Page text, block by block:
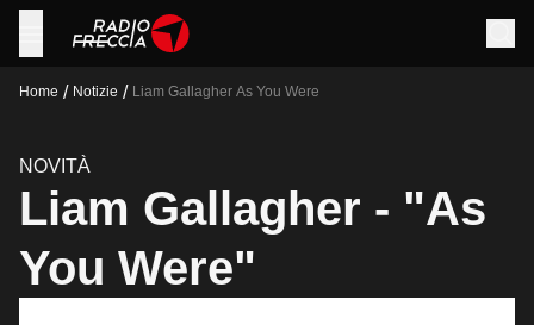
Home / Notizie / Liam Gallagher As You Were
NOVITÀ
Liam Gallagher - "As
You Were"